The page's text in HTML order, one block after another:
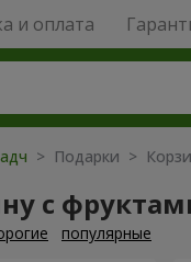
и оплата
> Подарки >
с
популярные